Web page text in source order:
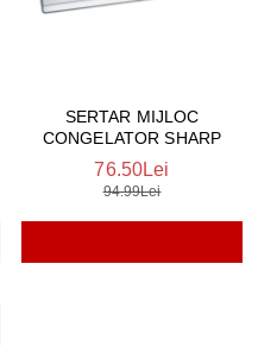
SERTAR MIJLOC
CONGELATOR SHARP
76.50Lei
94.99Lei